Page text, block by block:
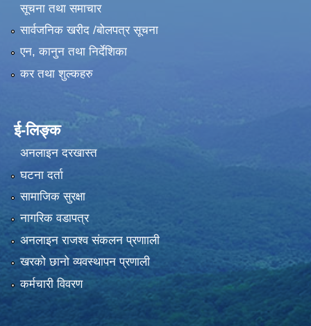
सूचना तथा समाचार
सार्वजनिक खरीद /बोलपत्र सूचना
एन, कानुन तथा निर्देशिका
कर तथा शुल्कहरु
ई-लिङ्क
अनलाइन दरखास्त
घटना दर्ता
सामाजिक सुरक्षा
नागरिक वडापत्र
अनलाइन राजश्व संकलन प्रणााली
खरको छानो व्यवस्थापन प्रणाली
कर्मचारी विवरण